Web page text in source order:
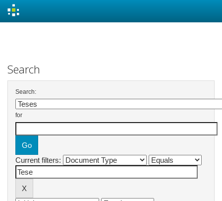
Search
Search:
for
Current filters: